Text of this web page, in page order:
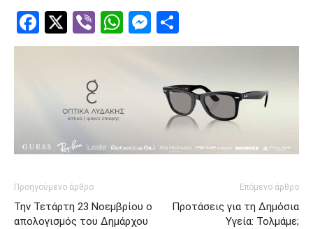
Facebook
Twitter
ViberWhatsApp
Messenger
Προηγούμενο άρθρο
Την Τετάρτη 23 Νοεμβρίου ο
απολογισμός του Δημάρχου
Επόμενο άρθρο
Προτάσεις για τη Δημόσια
Υγεία: Τολμάμε;